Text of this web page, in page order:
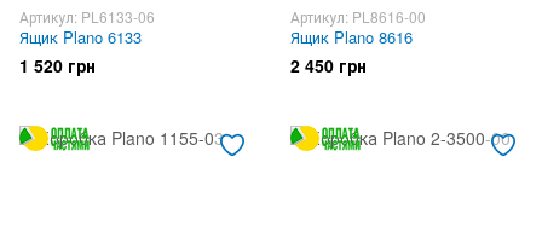
Артикул: PL6133-06
Ящик Plano 6133
1 520 грн
Артикул: PL8616-00
Ящик Plano 8616
2 450 грн